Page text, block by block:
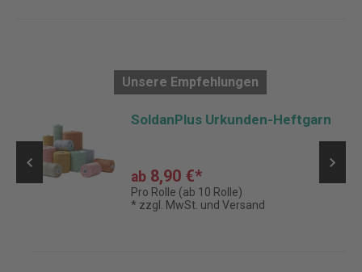
Unsere Empfehlungen
SoldanPlus Urkunden-Heftgarn
ab 8,90 €*
Pro Rolle (ab 10 Rolle)
* zzgl. MwSt. und Versand